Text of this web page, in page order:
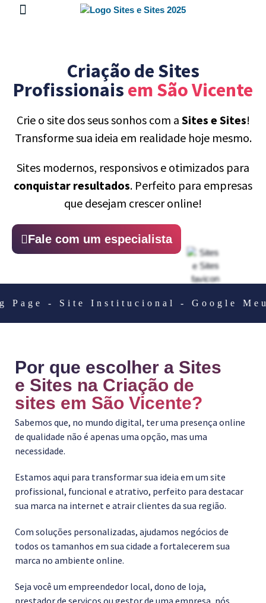
Criação de Sites
Profissionais em São Vicente
Crie o site dos seus sonhos com a Sites e Sites!
Transforme sua ideia em realidade hoje mesmo.
Sites modernos, responsivos e otimizados para
conquistar resultados. Perfeito para empresas
que desejam crescer online!
Fale com um especialista
- Site Institucional - Google Meu
Por que escolher a Sites
e Sites na Criação de
sites em São Vicente?
Sabemos que, no mundo digital, ter uma presença online
de qualidade não é apenas uma opção, mas uma
necessidade.
Estamos aqui para transformar sua ideia em um site
profissional, funcional e atrativo, perfeito para destacar
sua marca na internet e atrair clientes da sua região.
Com soluções personalizadas, ajudamos negócios de
todos os tamanhos em sua cidade a fortalecerem sua
marca no ambiente online.
Seja você um empreendedor local, dono de loja,
prestador de serviços ou gestor de uma empresa, nós